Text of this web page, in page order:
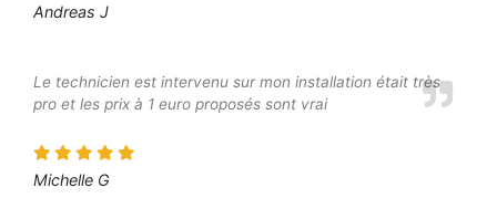
Andreas J
Le technicien est intervenu sur mon installation était très
pro et les prix à 1 euro proposés sont vrai
Michelle G